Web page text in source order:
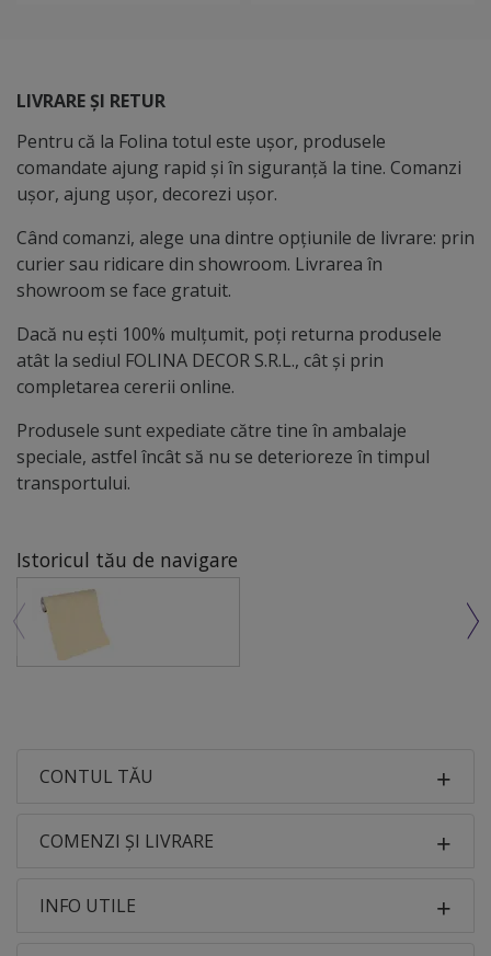
LIVRARE ȘI RETUR
Pentru că la Folina totul este ușor, produsele
comandate ajung rapid și în siguranță la tine. Comanzi
ușor, ajung ușor, decorezi ușor.
Când comanzi, alege una dintre opțiunile de livrare: prin
curier sau ridicare din showroom. Livrarea în
showroom se face gratuit.
Dacă nu ești 100% mulțumit, poți returna produsele
atât la sediul FOLINA DECOR S.R.L., cât și prin
completarea cererii online.
Produsele sunt expediate către tine în ambalaje
speciale, astfel încât să nu se deterioreze în timpul
transportului.
Istoricul tău de navigare
CONTUL TĂU
COMENZI ȘI LIVRARE
INFO UTILE